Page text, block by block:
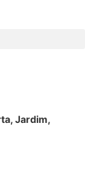
Jardim,